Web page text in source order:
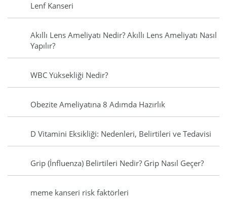
Lenf Kanseri
Akıllı Lens Ameliyatı Nedir? Akıllı Lens Ameliyatı Nasıl
Yapılır?
WBC Yüksekliği Nedir?
Obezite Ameliyatına 8 Adımda Hazırlık
D Vitamini Eksikliği: Nedenleri, Belirtileri ve Tedavisi
Grip (İnfluenza) Belirtileri Nedir? Grip Nasıl Geçer?
meme kanseri risk faktörleri